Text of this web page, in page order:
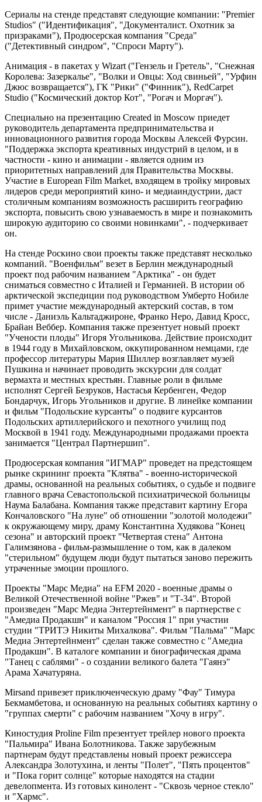
Сериалы на стенде представят следующие компании: "Premier
Studios" ("Идентификация", "Документалист. Охотник за
призраками"), Продюсерская компания "Среда"
("Детективный синдром", "Спроси Марту").
Анимация - в пакетах у Wizart ("Гензель и Гретель", "Снежная
Королева: Зазеркалье", "Волки и Овцы: Ход свиньей", "Урфин
Джюс возвращается"), ГК "Рики" ("Финник"), RedCarpet
Studio ("Космический доктор Кот", "Рогач и Моргач").
Специально на презентацию Created in Moscow приедет
руководитель департамента предпринимательства и
инновационного развития города Москвы Алексей Фурсин.
"Поддержка экспорта креативных индустрий в целом, и в
частности - кино и анимации - является одним из
приоритетных направлений для Правительства Москвы.
Участие в European Film Market, входящем в тройку мировых
лидеров среди мероприятий кино- и медиаиндустрии, даст
столичным компаниям возможность расширить географию
экспорта, повысить свою узнаваемость в мире и познакомить
широкую аудиторию со своими новинками", - подчеркивает
он.
На стенде Роскино свои проекты также представят несколько
компаний. "Военфильм" везет в Берлин международный
проект под рабочим названием "Арктика" - он будет
сниматься совместно с Италией и Германией. В истории об
арктической экспедиции под руководством Умберто Нобиле
примет участие международный актерский состав, в том
числе - Даниэль Кальтаджироне, Франко Неро, Давид Кросс,
Брайан Веббер. Компания также презентует новый проект
"Учености плоды" Игоря Угольникова. Действие происходит
в 1944 году в Михайловском, оккупированном немцами, где
профессор литературы Мария Шиллер возглавляет музей
Пушкина и начинает проводить экскурсии для солдат
вермахта и местных крестьян. Главные роли в фильме
исполнят Сергей Безруков, Настасья Кербенген, Федор
Бондарчук, Игорь Угольников и другие. В линейке компании
и фильм "Подольские курсанты" о подвиге курсантов
Подольских артиллерийского и пехотного училищ под
Москвой в 1941 году. Международными продажами проекта
занимается "Централ Партнершип".
Продюсерская компания "ИГМАР" проведет на предстоящем
рынке скрининг проекта "Клятва" - военно-исторической
драмы, основанной на реальных событиях, о судьбе и подвиге
главного врача Севастопольской психиатрической больницы
Наума Балабана. Компания также представит картину Егора
Кончаловского "На луне" об отношении "золотой молодежи"
к окружающему миру, драму Константина Худякова "Конец
сезона" и авторский проект "Четвертая стена" Антона
Галимзянова - фильм-размышление о том, как в далеком
"стерильном" будущем люди будут пытаться заново пережить
утраченные эмоции прошлого.
Проекты "Марс Медиа" на EFM 2020 - военные драмы о
Великой Отечественной войне "Ржев" и "Т-34". Второй
произведен "Марс Медиа Энтертейнмент" в партнерстве с
"Амедиа Продакшн" и каналом "Россия 1" при участии
студии "ТРИТЭ Никиты Михалкова". Фильм "Пальма" "Марс
Медиа Энтертейнмент" сделан также совместно с "Амедиа
Продакшн". В каталоге компании и биографическая драма
"Танец с саблями" - о создании великого балета "Гаянэ"
Арама Хачатуряна.
Mirsand привезет приключенческую драму "Фау" Тимура
Бекмамбетова, и основанную на реальных событиях картину о
"группах смерти" с рабочим названием "Хочу в игру".
Киностудия Proline Film презентует трейлер нового проекта
"Пальмира" Ивана Болотникова. Также зарубежным
партнерам будут представлены новый проект режиссера
Александра Золотухина, и ленты "Полет", "Пять процентов"
и "Пока горит солнце" которые находятся на стадии
девелопмента. Из готовых кинолент - "Сквозь черное стекло"
и "Хармс".